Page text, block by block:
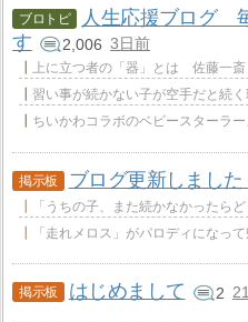
人生応援ブログ
す
2,006 3日前
上に立つ者の「器」とは 佐藤一
習い事が続かない子が空手だと続く
ちいかわコラボのベビースターラーメ
ブログ更新しました
「うちの子、また続かなかったらどうしよう」。新し
「走れメロス」がパロディになって帰ってきた！
はじめまして 2